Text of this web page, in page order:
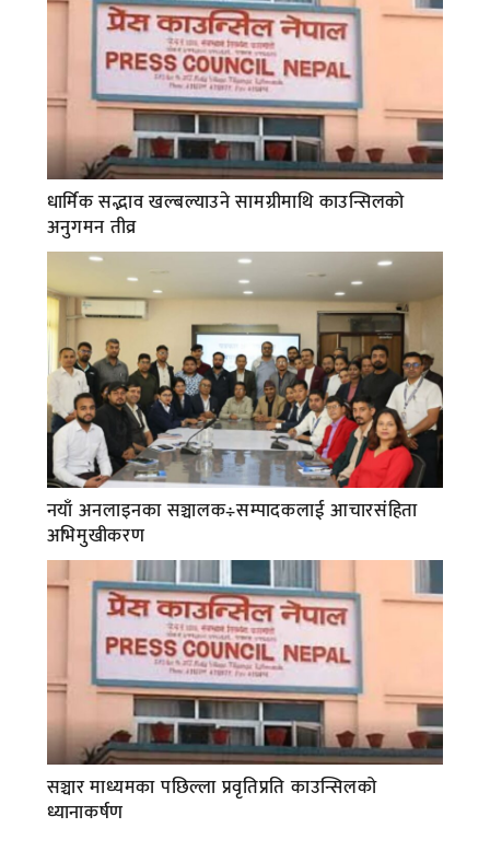
धार्मिक सद्भाव खल्बल्याउने सामग्रीमाथि काउन्सिलको
अनुगमन तीव्र
नयाँ अनलाइनका सञ्चालक÷सम्पादकलाई आचारसंहिता
अभिमुखीकरण
सञ्चार माध्यमका पछिल्ला प्रवृतिप्रति काउन्सिलको
ध्यानाकर्षण